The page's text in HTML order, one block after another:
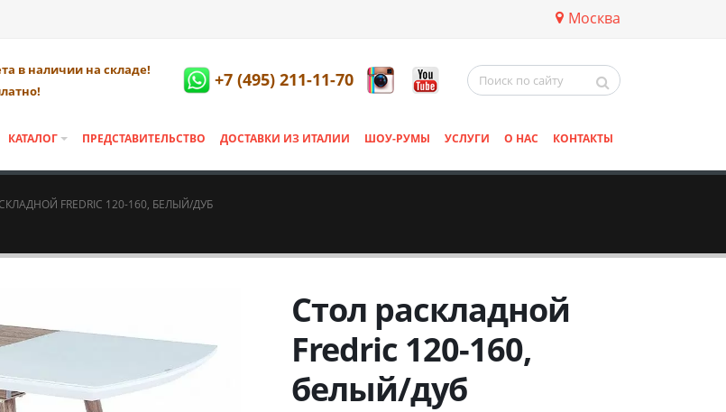
Москва
в наличии на складе!
+7 (495) 211-11-70
КАТАЛОГ ПРЕДСТАВИТЕЛЬСТВО ДОСТАВКИ ИЗ ИТАЛИИ ШОУ-РУМЫ УСЛУГИ О НАС КОНТАКТЫ
FREDRIC 120-160, БЕЛЫЙ/ДУБ
Стол раскладной
Fredric 120-160,
белый/дуб